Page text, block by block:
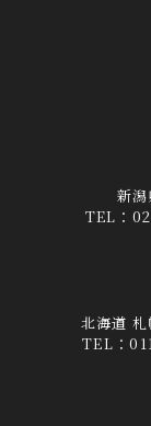
新
TEL：
北海道
TEL：